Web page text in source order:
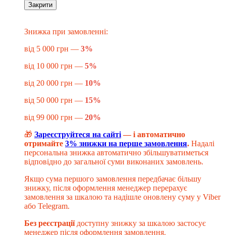
Закрити
​​​​​Знижка при замовленні:
від 5 000 грн — 3%
від 10 000 грн — 5%
від 20 000 грн — 10%
від 50 000 грн — 15%
від 99 000 грн — 20%
🎁 Зареєструйтеся на сайті— і автоматично
отримайте 3% знижки на перше замовлення. Надалі
персональна знижка автоматично збільшуватиметься
відповідно до загальної суми виконаних замовлень.
Якщо сума першого замовлення передбачає більшу
знижку, після оформлення менеджер перерахує
замовлення за шкалою та надішле оновлену суму у Viber
або Telegram.
Без реєстраціїдоступну знижку за шкалою застосує
менеджер після оформлення замовлення.